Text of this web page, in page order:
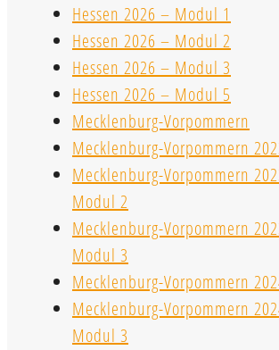
Hessen 2026 – Modul 1
Hessen 2026 – Modul 2
Hessen 2026 – Modul 3
Hessen 2026 – Modul 5
Mecklenburg-Vorpommern
Mecklenburg-Vorpommern
Mecklenburg-Vorpommern
Modul 2
Mecklenburg-Vorpommern
Modul 3
Mecklenburg-Vorpommern
Mecklenburg-Vorpommern
Modul 3